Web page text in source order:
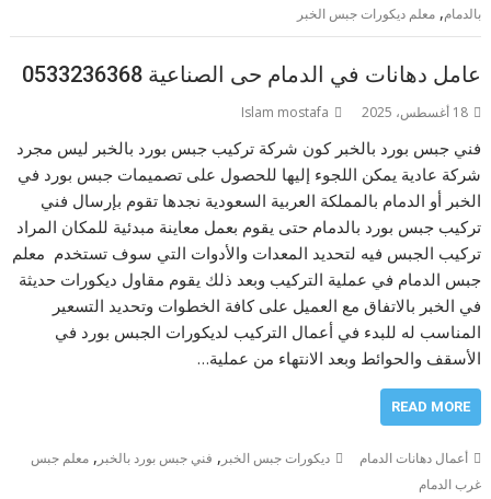
بالدمام,معلم ديكورات جبس الخبر
عامل دهانات في الدمام حى الصناعية 0533236368
18 أغسطس، 2025 Islam mostafa
فني جبس بورد بالخبر كون شركة تركيب جبس بورد بالخبر ليس مجرد
شركة عادية يمكن اللجوء إليها للحصول على تصميمات جبس بورد في
الخبر أو الدمام بالمملكة العربية السعودية نجدها تقوم بإرسال فني
تركيب جبس بورد بالدمام حتى يقوم بعمل معاينة مبدئية للمكان المراد
تركيب الجبس فيه لتحديد المعدات والأدوات التي سوف تستخدم معلم
جبس الدمام في عملية التركيب وبعد ذلك يقوم مقاول ديكورات حديثة
في الخبر بالاتفاق مع العميل على كافة الخطوات وتحديد التسعير
المناسب له للبدء في أعمال التركيب لديكورات الجبس بورد في
الأسقف والحوائط وبعد الانتهاء من عملية…
READ MORE
أعمال دهانات الدمام ديكورات جبس الخبر , فني جبس بورد بالخبر ,معلم جبس
غرب الدمام